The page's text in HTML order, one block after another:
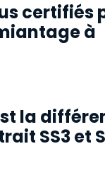
certifiés
à
la
SS3 et